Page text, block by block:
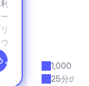
ンシーの仕事
用
ランスとエージェン
とサービス
ントマネージャーの
よう
1,000ト
25分の所